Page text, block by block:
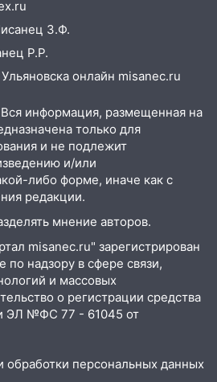
З.Ф.
Р.Р.
онлайн misanec.ru
информация, размещенная на
только для
и не подлежит
и/или
либо форме, иначе как с
редакции.
мнение авторов.
misanec.ru" зарегистрирован
надзору в сфере связи,
и массовых
о регистрации средства
ЭЛ №ФС 77 - 61045 от
обработки персональных данных